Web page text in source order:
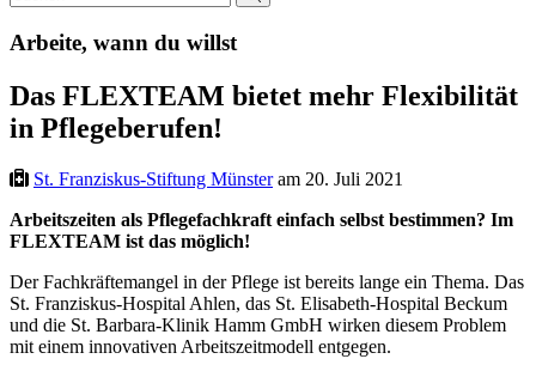
Arbeite, wann du willst
Das FLEXTEAM bietet mehr Flexibilität
in Pflegeberufen!
St. Franziskus-Stiftung Münsteram 20. Juli 2021
Arbeitszeiten als Pflegefachkraft einfach selbst bestimmen? Im
FLEXTEAM ist das möglich!
Der Fachkräftemangel in der Pflege ist bereits lange ein Thema. Das
St. Franziskus-Hospital Ahlen, das St. Elisabeth-Hospital Beckum
und die St. Barbara-Klinik Hamm GmbH wirken diesem Problem
mit einem innovativen Arbeitszeitmodell entgegen.